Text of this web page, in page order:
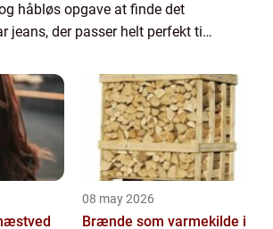
håbløs opgave at finde det
jeans, der passer helt perfekt til
08 may 2026
Brænde som varmekilde i